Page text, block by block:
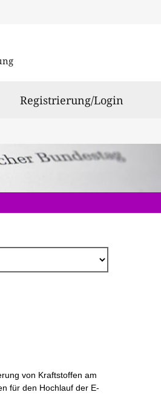
Registrierung/Login
von Kraftstoffen am
für den Hochlauf der E-